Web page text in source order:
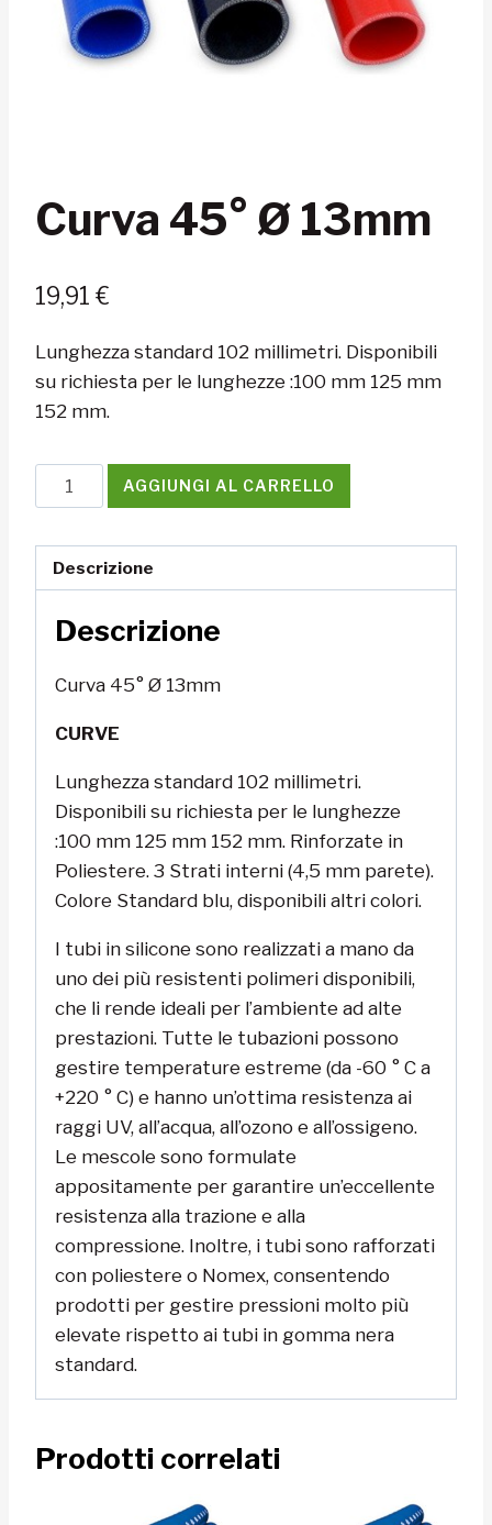
Curva 45° Ø 13mm
19,91 €
Lunghezza standard 102 millimetri. Disponibili
su richiesta per le lunghezze :100 mm 125 mm
152 mm.
Curva
45°
13mm
quantità
AGGIUNGI AL CARRELLO
Descrizione
Descrizione
Curva 45° Ø 13mm
CURVE
Lunghezza standard 102 millimetri.
Disponibili su richiesta per le lunghezze
:100 mm 125 mm 152 mm. Rinforzate in
Poliestere. 3 Strati interni (4,5 mm parete).
Colore Standard blu, disponibili altri colori.
I tubi in silicone sono realizzati a mano da
uno dei più resistenti polimeri disponibili,
che li rende ideali per l’ambiente ad alte
prestazioni. Tutte le tubazioni possono
gestire temperature estreme (da -60 ° C a
+220 ° C) e hanno un’ottima resistenza ai
raggi UV, all’acqua, all’ozono e all’ossigeno.
Le mescole sono formulate
appositamente per garantire un’eccellente
resistenza alla trazione e alla
compressione. Inoltre, i tubi sono rafforzati
con poliestere o Nomex, consentendo
prodotti per gestire pressioni molto più
elevate rispetto ai tubi in gomma nera
standard.
Prodotti correlati